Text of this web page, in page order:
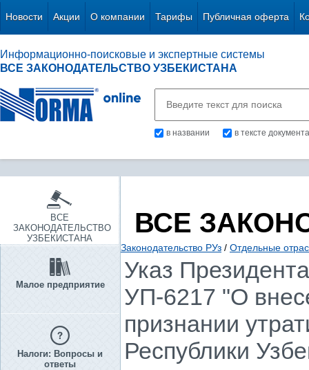
Новости Акции О компании Тарифы Публичная оферта
Информационно-поисковые и экспертные системы
ВСЕ ЗАКОНОДАТЕЛЬСТВО УЗБЕКИСТАНА
в названии в тексте документа
ВСЕ
ЗАКОНОДАТЕЛЬСТВО
УЗБЕКИСТАНА
Малое предприятие
Налоги: Вопросы и
ответы
ВСЕ
Законодательство РУз / Отдельные
Указ
УП-6217 "О
признании
Республики